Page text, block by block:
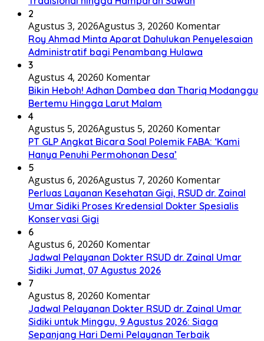
2
Agustus 3, 2026Agustus 3, 20260 Komentar
Roy Ahmad Minta Aparat Dahulukan Penyelesaian
Administratif bagi Penambang Hulawa
3
Agustus 4, 20260 Komentar
Bikin Heboh! Adhan Dambea dan Thariq Modanggu
Bertemu Hingga Larut Malam
4
Agustus 5, 2026Agustus 5, 20260 Komentar
PT GLP Angkat Bicara Soal Polemik FABA: ‘Kami
Hanya Penuhi Permohonan Desa’
5
Agustus 6, 2026Agustus 7, 20260 Komentar
Perluas Layanan Kesehatan Gigi, RSUD dr. Zainal
Umar Sidiki Proses Kredensial Dokter Spesialis
Konservasi Gigi
6
Agustus 6, 20260 Komentar
Jadwal Pelayanan Dokter RSUD dr. Zainal Umar
Sidiki Jumat, 07 Agustus 2026
7
Agustus 8, 20260 Komentar
Jadwal Pelayanan Dokter RSUD dr. Zainal Umar
Sidiki untuk Minggu, 9 Agustus 2026: Siaga
Sepanjang Hari Demi Pelayanan Terbaik